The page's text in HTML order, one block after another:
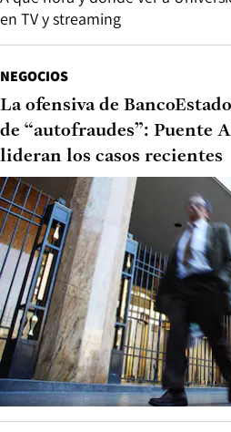
en TV y streaming
NEGOCIOS
La ofensiva de
de “autofraudes”: Puente
lideran los casos recientes